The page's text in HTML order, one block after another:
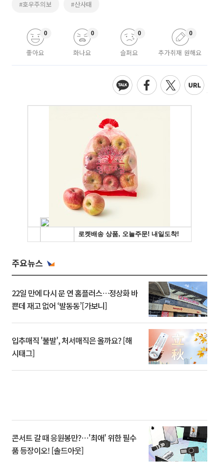
#호우주의보 #산사태
좋아요
0
화나요
0
슬퍼요
0
추가취재 원해요
0
주요뉴스
22일 만에 다시 문 연 홈플러스…정상화 바
쁜데 재고 없어 ‘발동동’[가보니]
입추매직 '불발', 처서매직은 올까요? [해
시태그]
콘서트 갈 때 응원봉만?⋯'최애' 위한 필수
품 등장이오! [솔드아웃]